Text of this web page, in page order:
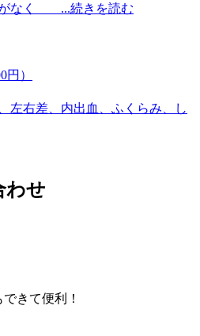
がなく ...続きを読む
円）
左右差、内出血、ふくらみ、し
わせ
きて便利！